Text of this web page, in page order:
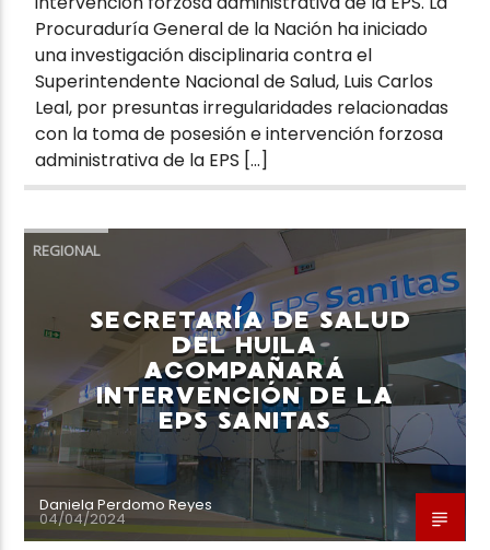
Procuraduría General de la Nación ha iniciado
una investigación disciplinaria contra el
Superintendente Nacional de Salud, Luis Carlos
Leal, por presuntas irregularidades relacionadas
con la toma de posesión e intervención forzosa
administrativa de la EPS […]
REGIONAL
SECRETARÍA DE SALUD
DEL HUILA
ACOMPAÑARÁ
INTERVENCIÓN DE LA
EPS SANITAS
Daniela Perdomo Reyes
04/04/2024